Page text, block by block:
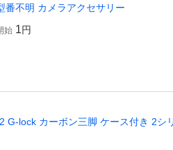
番不明 カメラアクセサリー
始 1円
G-lock カーボン三脚 ケース付き 2シ